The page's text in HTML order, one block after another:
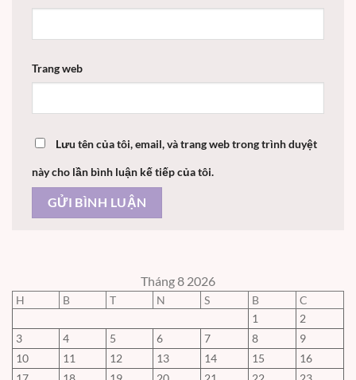
Trang web
Lưu tên của tôi, email, và trang web trong trình duyệt
này cho lần bình luận kế tiếp của tôi.
Tháng 8 2026
H B T N S B
C
1
2
3
4 5 6 7 8
9
10
11 12 13 14 15
16